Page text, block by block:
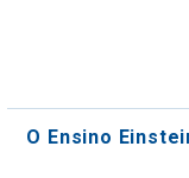
O Ensino